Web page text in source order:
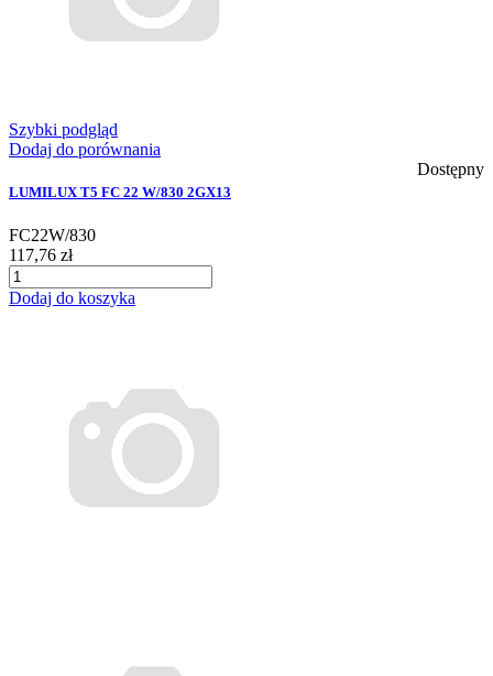
Szybki podgląd
Dodaj do porównania
Dostępny
LUMILUX T5 FC 22 W/830 2GX13
FC22W/830
117,76 zł
Dodaj do koszyka